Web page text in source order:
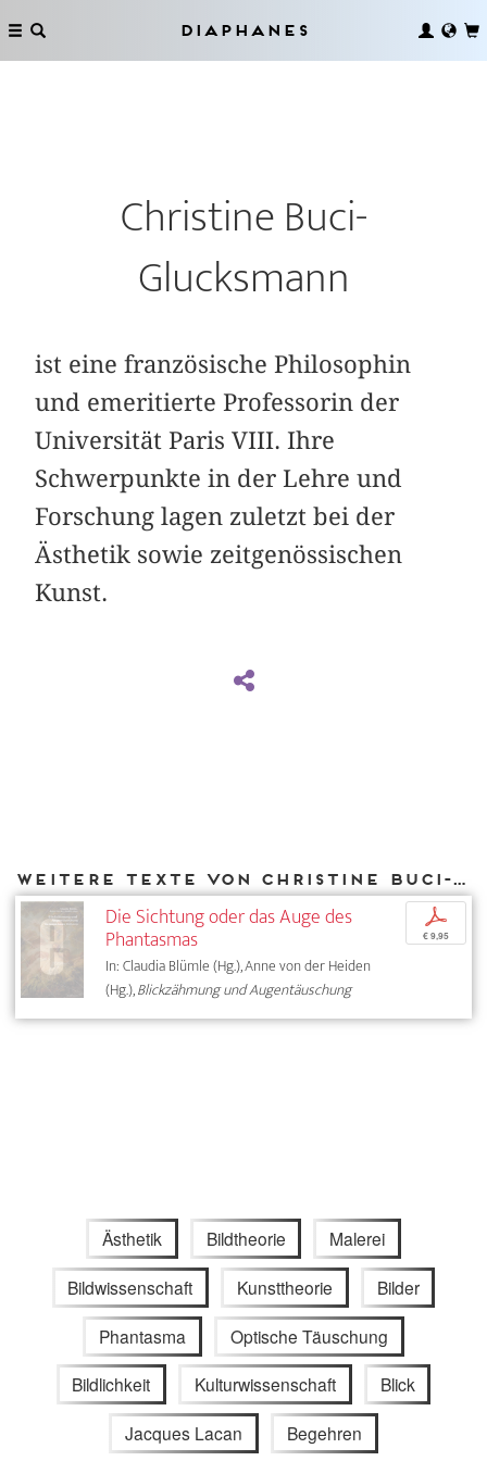
Diaphanes
Christine Buci-
Glucksmann
ist eine französische Philosophin
und emeritierte Professorin der
Universität Paris VIII. Ihre
Schwerpunkte in der Lehre und
Forschung lagen zuletzt bei der
Ästhetik sowie zeitgenössischen
Kunst.
Weitere Texte von Christine Buci-Glucksmann bei DIAPHANES
Die Sichtung oder das Auge des
Phantasmas
In: Claudia Blümle (Hg.), Anne von der Heiden
(Hg.),Blickzähmung und Augentäuschung
p
€ 9,95
Ästhetik Bildtheorie Malerei
Bildwissenschaft Kunsttheorie Bilder
Phantasma Optische Täuschung
Bildlichkeit Kulturwissenschaft Blick
Jacques Lacan Begehren